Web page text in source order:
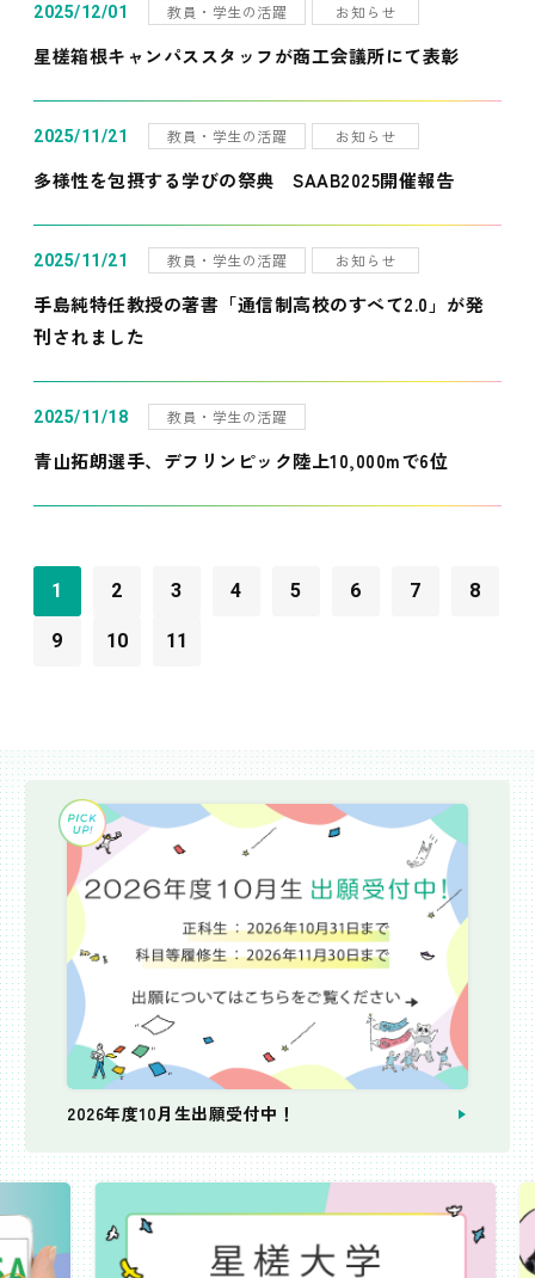
2025/12/01 教員・学生の活躍 お知らせ
星槎箱根キャンパススタッフが商工会議所にて表彰
2025/11/21 教員・学生の活躍 お知らせ
多様性を包摂する学びの祭典 SAAB2025開催報告
2025/11/21 教員・学生の活躍 お知らせ
手島純特任教授の著書「通信制高校のすべて2.0」が発
刊されました
2025/11/18 教員・学生の活躍
青山拓朗選手、デフリンピック陸上10,000mで6位
1 2 3 4 5 6 7 8
9 10 11
2026年度10月生出願受付中！